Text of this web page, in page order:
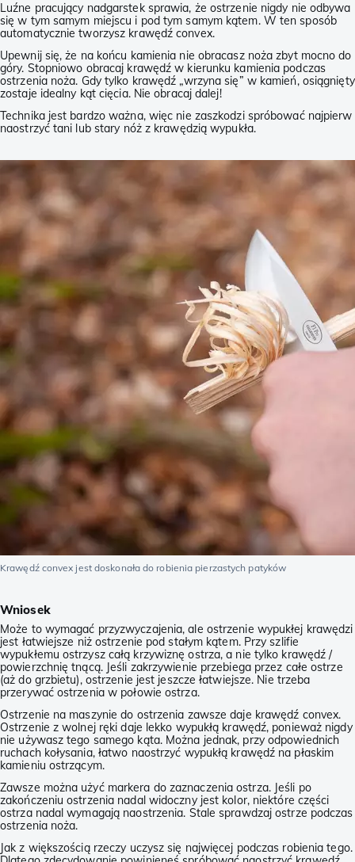
Luźne pracujący nadgarstek sprawia, że ostrzenie nigdy nie odbywa
się w tym samym miejscu i pod tym samym kątem. W ten sposób
automatycznie tworzysz krawędź convex.
Upewnij się, że na końcu kamienia nie obracasz noża zbyt mocno do
góry. Stopniowo obracaj krawędź w kierunku kamienia podczas
ostrzenia noża. Gdy tylko krawędź „wrzyna się” w kamień, osiągnięty
zostaje idealny kąt cięcia. Nie obracaj dalej!
Technika jest bardzo ważna, więc nie zaszkodzi spróbować najpierw
naostrzyć tani lub stary nóż z krawędzią wypukła.
Krawędź convex jest doskonała do robienia pierzastych patyków
Wniosek
Może to wymagać przyzwyczajenia, ale ostrzenie wypukłej krawędzi
jest łatwiejsze niż ostrzenie pod stałym kątem. Przy szlifie
wypukłemu ostrzysz całą krzywiznę ostrza, a nie tylko krawędź /
powierzchnię tnącą. Jeśli zakrzywienie przebiega przez całe ostrze
(aż do grzbietu), ostrzenie jest jeszcze łatwiejsze. Nie trzeba
przerywać ostrzenia w połowie ostrza.
Ostrzenie na maszynie do ostrzenia zawsze daje krawędź convex.
Ostrzenie z wolnej ręki daje lekko wypukłą krawędź, ponieważ nigdy
nie używasz tego samego kąta. Można jednak, przy odpowiednich
ruchach kołysania, łatwo naostrzyć wypukłą krawędź na płaskim
kamieniu ostrzącym.
Zawsze można użyć markera do zaznaczenia ostrza. Jeśli po
zakończeniu ostrzenia nadal widoczny jest kolor, niektóre części
ostrza nadal wymagają naostrzenia. Stale sprawdzaj ostrze podczas
ostrzenia noża.
Jak z większością rzeczy uczysz się najwięcej podczas robienia tego.